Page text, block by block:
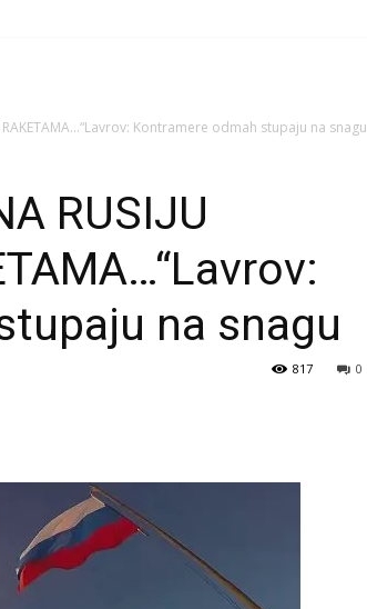
RAKETAMA…“Lavrov: Kontramere odmah stupaju na snagu
RUSIJU
na snagu
0
817